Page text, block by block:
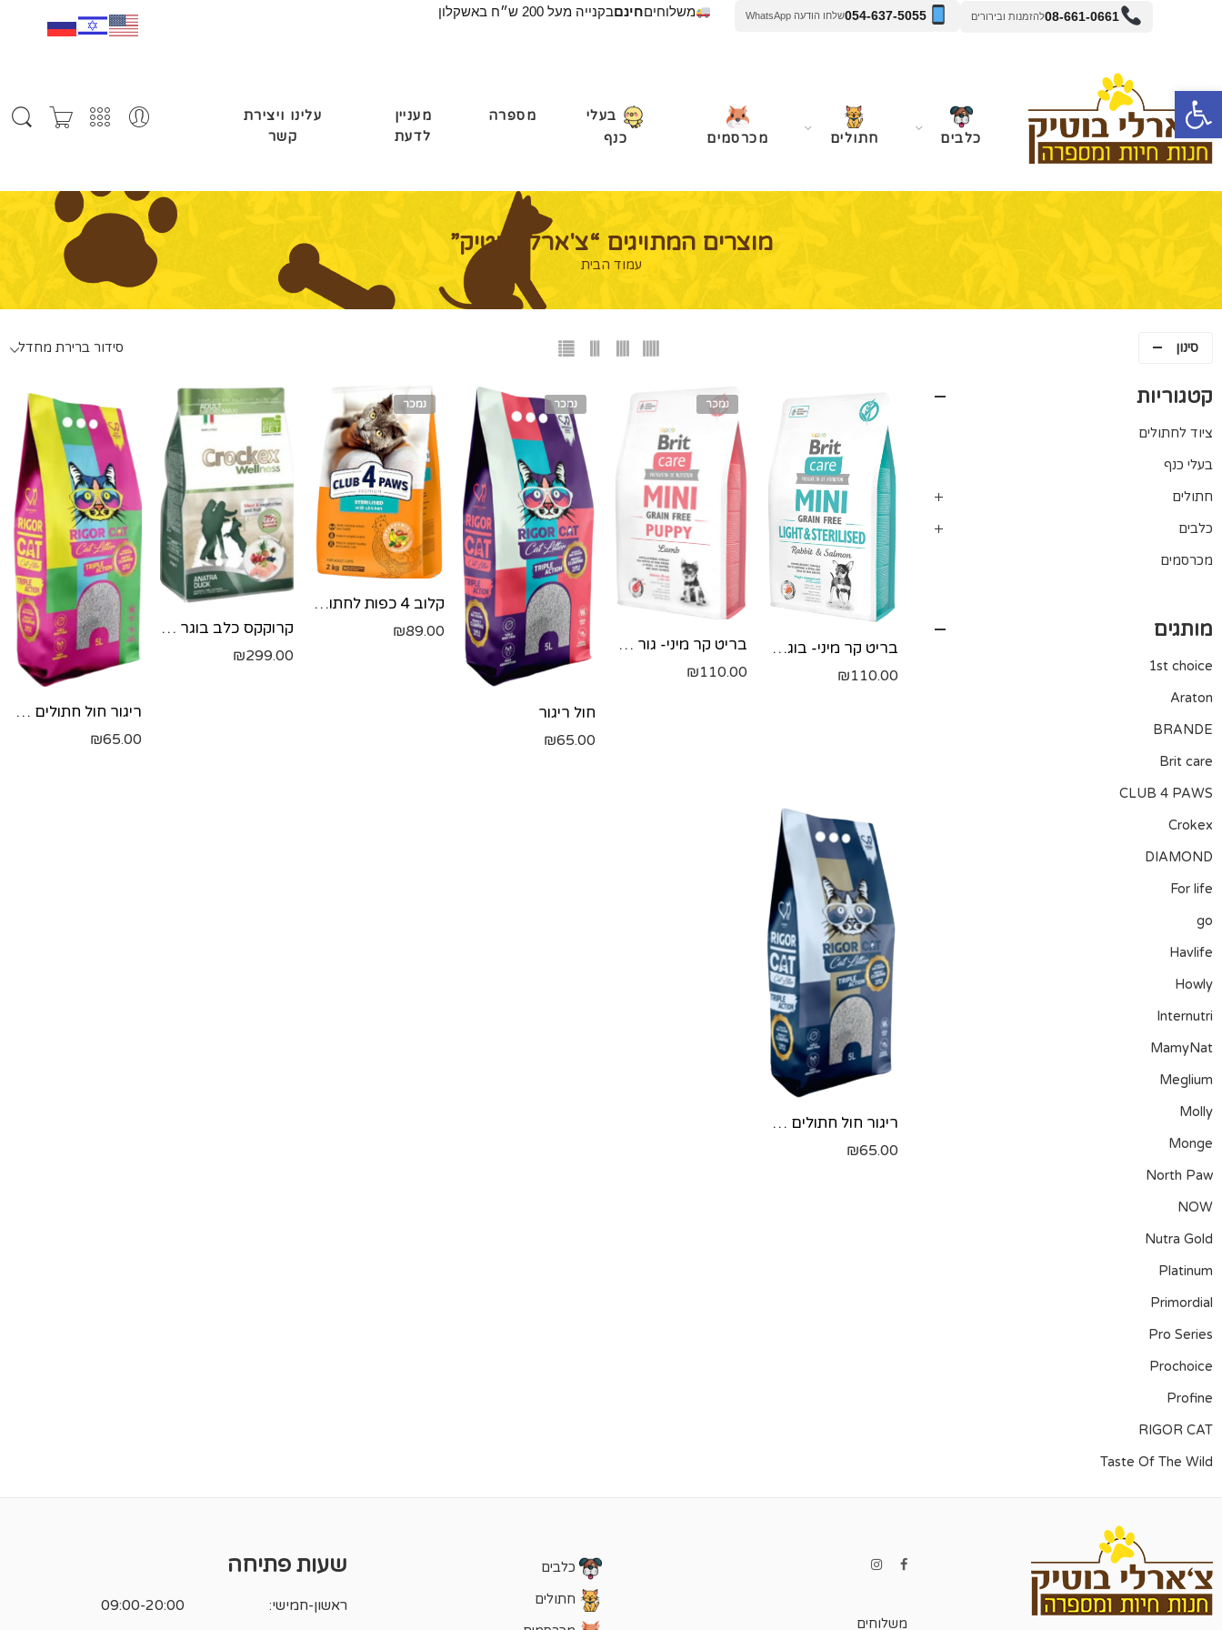
פתח סרגל נגישות
054-637-5055שלחו הודעה WhatsApp 08-661-0661להזמנות ובירורים משלוחיםחינםבקנייה מעל 200 ש״ח באשקלון
כלבים חתולים מכרסמים
בעלי
כנף
מספרה
מעניין
לדעת
עלינו ויצירת
קשר
מוצרים המתויגים “צ'ארלי בוטיק”
עמוד הבית
סינון
בריט קר מיני- בוגר לייט/סטרייליז- טורקיז 2 מ"ל
₪110.00
נמכר
בריט קר מיני- גור כבש 2 מ"ל
₪110.00
נמכר
חול ריגור
₪65.00
נמכר
קלוב 4 כפות לחתול- עוף סטרייליז 2 קג
₪89.00
קרוקקס כלב בוגר ברווז 12 ק"ג 12 קג
₪299.00
ריגור חול חתולים בריח בייבי פאוואר
₪65.00
ריגור חול חתולים בריח פחם 10 ליטר
₪65.00
קטגוריות
ציוד לחתולים
בעלי כנף
חתולים
כלבים
מכרסמים
מותגים
1st choice
Araton
BRANDE
Brit care
CLUB 4 PAWS
Crokex
DIAMOND
For life
go
Havlife
Howly
Internutri
MamyNat
Meglium
Molly
Monge
North Paw
NOW
Nutra Gold
Platinum
Primordial
Pro Series
Prochoice
Profine
RIGOR CAT
Taste Of The Wild
משלוחים
כלבים
חתולים
שעות פתיחה
ראשון-חמישי: 09:00-20:00